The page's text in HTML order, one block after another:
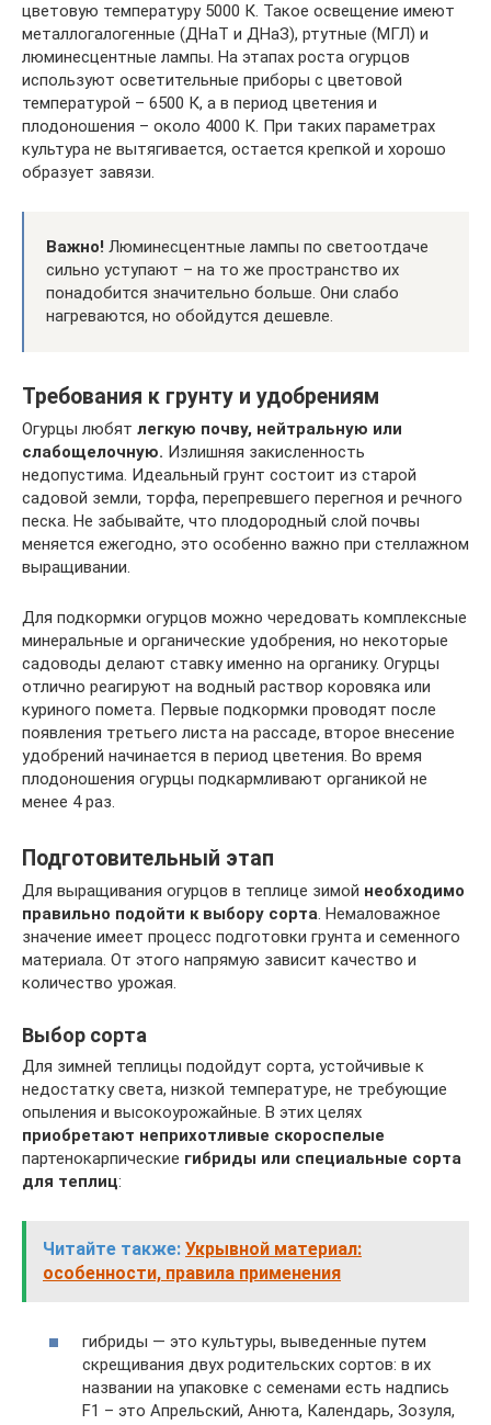
цветовую температуру 5000 К. Такое освещение имеют
металлогалогенные (ДНаТ и ДНаЗ), ртутные (МГЛ) и
люминесцентные лампы. На этапах роста огурцов
используют осветительные приборы с цветовой
температурой – 6500 К, а в период цветения и
плодоношения – около 4000 К. При таких параметрах
культура не вытягивается, остается крепкой и хорошо
образует завязи.
Важно! Люминесцентные лампы по светоотдаче
сильно уступают – на то же пространство их
понадобится значительно больше. Они слабо
нагреваются, но обойдутся дешевле.
Требования к грунту и удобрениям
Огурцы любят легкую почву, нейтральную или
слабощелочную. Излишняя закисленность
недопустима. Идеальный грунт состоит из старой
садовой земли, торфа, перепревшего перегноя и речного
песка. Не забывайте, что плодородный слой почвы
меняется ежегодно, это особенно важно при стеллажном
выращивании.
Для подкормки огурцов можно чередовать комплексные
минеральные и органические удобрения, но некоторые
садоводы делают ставку именно на органику. Огурцы
отлично реагируют на водный раствор коровяка или
куриного помета. Первые подкормки проводят после
появления третьего листа на рассаде, второе внесение
удобрений начинается в период цветения. Во время
плодоношения огурцы подкармливают органикой не
менее 4 раз.
Подготовительный этап
Для выращивания огурцов в теплице зимой необходимо
правильно подойти к выбору сорта. Немаловажное
значение имеет процесс подготовки грунта и семенного
материала. От этого напрямую зависит качество и
количество урожая.
Выбор сорта
Для зимней теплицы подойдут сорта, устойчивые к
недостатку света, низкой температуре, не требующие
опыления и высокоурожайные. В этих целях
приобретают неприхотливые скороспелые
партенокарпические гибриды или специальные сорта
для теплиц:
Читайте также: Укрывной материал:
особенности, правила применения
гибриды — это культуры, выведенные путем
скрещивания двух родительских сортов: в их
названии на упаковке с семенами есть надпись
F1 – это Апрельский, Анюта, Календарь, Зозуля,